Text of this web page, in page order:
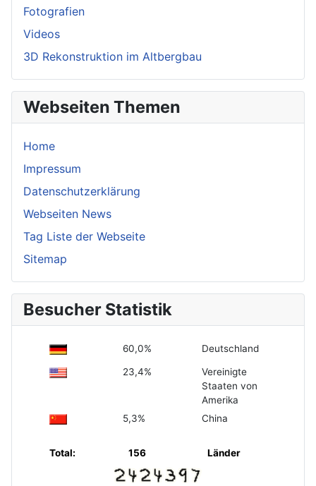
Fotografien
Videos
3D Rekonstruktion im Altbergbau
Webseiten Themen
Home
Impressum
Datenschutzerklärung
Webseiten News
Tag Liste der Webseite
Sitemap
Besucher Statistik
60,0% Deutschland
23,4%
Vereinigte
Staaten von
Amerika
5,3%
China
Total: 156 Länder